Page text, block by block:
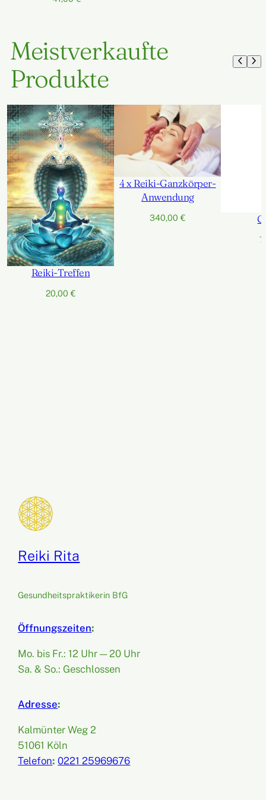
Meistverkaufte
Produkte
Reiki-Treffen
20,00€
4 x Reiki-Ganzkörper-
Anwendung
340,00€
Reiki Rita
Gesundheitspraktikerin BfG
Öffnungszeiten:
Mo. bis Fr.: 12 Uhr — 20 Uhr
Sa. & So.: Geschlossen
Adresse:
Kalmünter Weg 2
51061 Köln
Telefon:0221 25969676